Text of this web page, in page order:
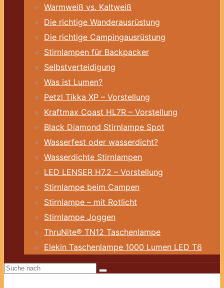
Warmweiß vs. Kaltweiß
Die richtige Wanderausrüstung
Die richtige Campingausrüstung
Stirnlampen für Backpacker
Selbstverteidigung
Was ist Lumen?
Petzl Tikka XP – Vorstellung
Kraftmax Coast HL7R – Vorstellung
Black Diamond Stirnlampe Spot
Wasserfest oder wasserdicht?
Wasserdichte Stirnlampen
LED LENSER H7.2 – Vorstellung
Stirnlampe beim Campen
Stirnlampe – mit Rotlicht
Stirnlampe Joggen
ThruNite® TN12 Taschenlampe
Elekin Taschenlampe 1000 Lumen LED T6